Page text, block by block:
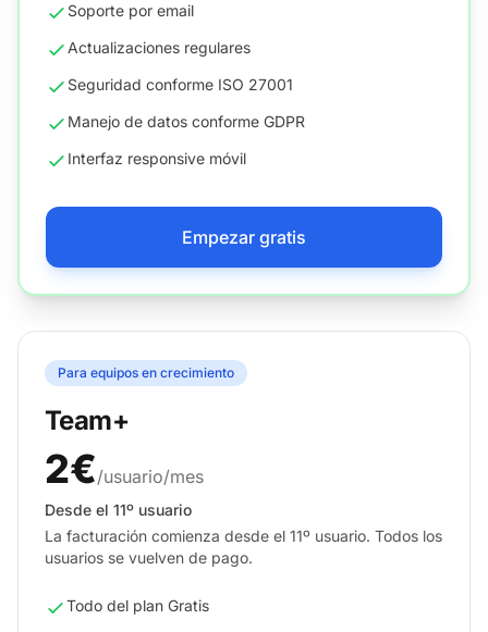
Soporte por email
Actualizaciones regulares
Seguridad conforme ISO 27001
Manejo de datos conforme GDPR
Interfaz responsive móvil
Empezar gratis
Para equipos en crecimiento
Team+
2€/usuario/mes
Desde el 11º usuario
La facturación comienza desde el 11º usuario. Todos los
usuarios se vuelven de pago.
Todo del plan Gratis